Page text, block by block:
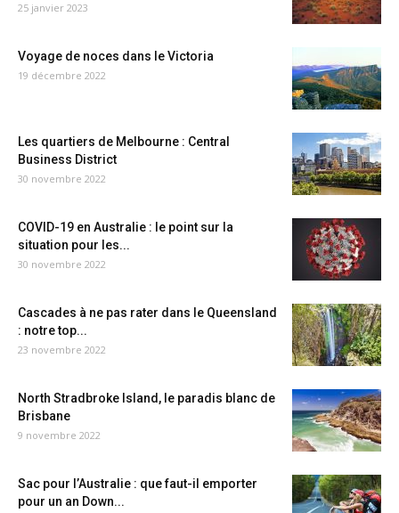
25 janvier 2023
Voyage de noces dans le Victoria
19 décembre 2022
Les quartiers de Melbourne : Central
Business District
30 novembre 2022
COVID-19 en Australie : le point sur la
situation pour les...
30 novembre 2022
Cascades à ne pas rater dans le Queensland
: notre top...
23 novembre 2022
North Stradbroke Island, le paradis blanc de
Brisbane
9 novembre 2022
Sac pour l’Australie : que faut-il emporter
pour un an Down...